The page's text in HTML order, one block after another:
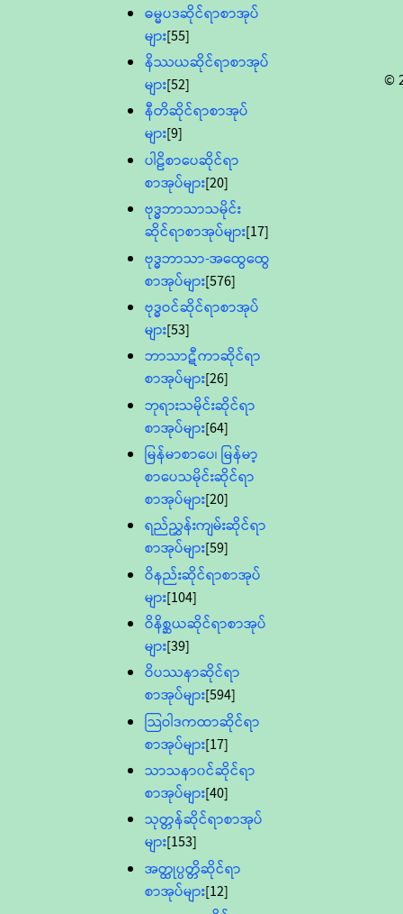
ဓမ္မပဒဆိုင်ရာစာအုပ်
များ[55]
နိဿယဆိုင်ရာစာအုပ်
များ[52]
နီတိဆိုင်ရာစာအုပ်
များ[9]
ပါဠိစာပေဆိုင်ရာ
စာအုပ်များ[20]
ဗုဒ္ဓဘာသာသမိုင်း
ဆိုင်ရာစာအုပ်များ[17]
ဗုဒ္ဓဘာသာ-အထွေထွေ
စာအုပ်များ[576]
ဗုဒ္ဓဝင်ဆိုင်ရာစာအုပ်
များ[53]
ဘာသာဋီကာဆိုင်ရာ
စာအုပ်များ[26]
ဘုရားသမိုင်းဆိုင်ရာ
စာအုပ်များ[64]
မြန်မာစာပေ၊ မြန်မာ့
စာပေသမိုင်းဆိုင်ရာ
စာအုပ်များ[20]
ရည်ညွှန်းကျမ်းဆိုင်ရာ
စာအုပ်များ[59]
ဝိနည်းဆိုင်ရာစာအုပ်
များ[104]
ဝိနိစ္ဆယဆိုင်ရာစာအုပ်
များ[39]
ဝိပဿနာဆိုင်ရာ
စာအုပ်များ[594]
သြဝါဒကထာဆိုင်ရာ
စာအုပ်များ[17]
သာသနာ၀င်ဆိုင်ရာ
စာအုပ်များ[40]
သုတ္တန်ဆိုင်ရာစာအုပ်
များ[153]
အတ္ထုပ္ပတ္တိဆိုင်ရာ
စာအုပ်များ[12]
©